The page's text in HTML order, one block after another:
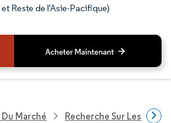
Reste de l'Asie-Pacifique)
Marché Recherche Sur Les